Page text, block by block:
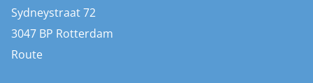
Stootwillen en fenders
Bootkussens
Zwemtrappen
Sydneystraat 72
3047 BP Rotterdam
Route